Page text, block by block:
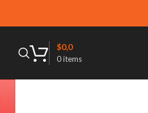
0items
$0,0